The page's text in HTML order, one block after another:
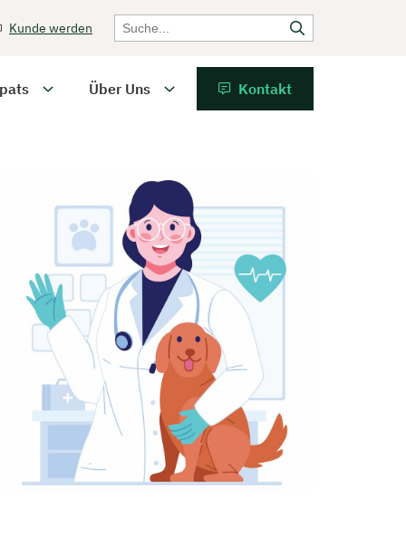
Kunde werden
Über Uns Kontakt